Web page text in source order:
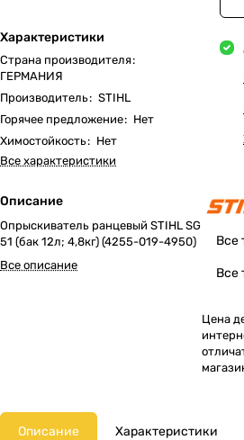
Характеристики
Страна производителя:
ГЕРМАНИЯ
Производитель: STIHL
Горячее предложение: Нет
Химостойкость: Нет
Все характеристики
Описание
Опрыскиватель ранцевый STIHL SG
51 (бак 12л; 4,8кг) (4255-019-4950)
Все описание
Все
Все
Цена
Описание Характеристики